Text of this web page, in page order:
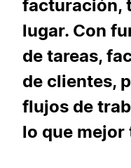
facturación,
lugar. Con
de tareas,
de clientes,
flujos de
lo que mejor